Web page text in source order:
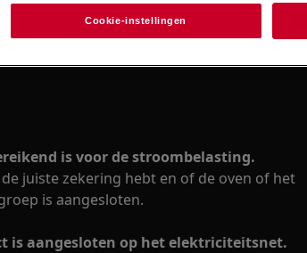
is voor de stroombelasting.
juiste zekering hebt en of de oven of het
is aangesloten.
is aangesloten op het elektriciteitsnet.
Cookie-instellingen